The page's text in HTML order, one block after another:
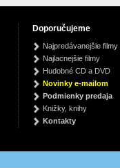
Unearth (Vinyl)
Hozier
€ 76.99
Doporučujeme
Najpredávanejšie filmy
Najlacnejšie filmy
Hudobné CD a DVD
Novinky e-mailom
Podmienky predaja
Knižky, knihy
Kontakty